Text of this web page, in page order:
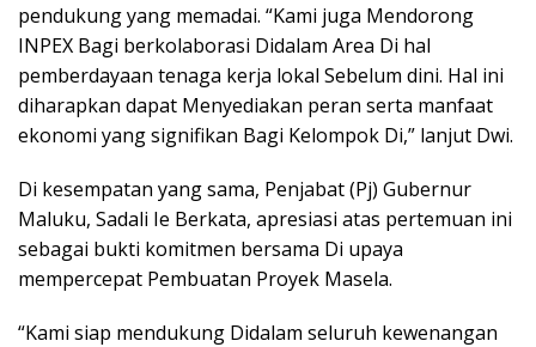
pendukung yang memadai. “Kami juga Mendorong
INPEX Bagi berkolaborasi Didalam Area Di hal
pemberdayaan tenaga kerja lokal Sebelum dini. Hal ini
diharapkan dapat Menyediakan peran serta manfaat
ekonomi yang signifikan Bagi Kelompok Di,” lanjut Dwi.
Di kesempatan yang sama, Penjabat (Pj) Gubernur
Maluku, Sadali Ie Berkata, apresiasi atas pertemuan ini
sebagai bukti komitmen bersama Di upaya
mempercepat Pembuatan Proyek Masela.
“Kami siap mendukung Didalam seluruh kewenangan